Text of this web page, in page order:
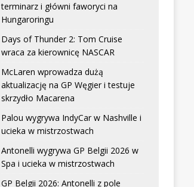
terminarz i główni faworyci na
Hungaroringu
Days of Thunder 2: Tom Cruise
wraca za kierownicę NASCAR
McLaren wprowadza dużą
aktualizację na GP Węgier i testuje
skrzydło Macarena
Palou wygrywa IndyCar w Nashville i
ucieka w mistrzostwach
Antonelli wygrywa GP Belgii 2026 w
Spa i ucieka w mistrzostwach
GP Belgii 2026: Antonelli z pole